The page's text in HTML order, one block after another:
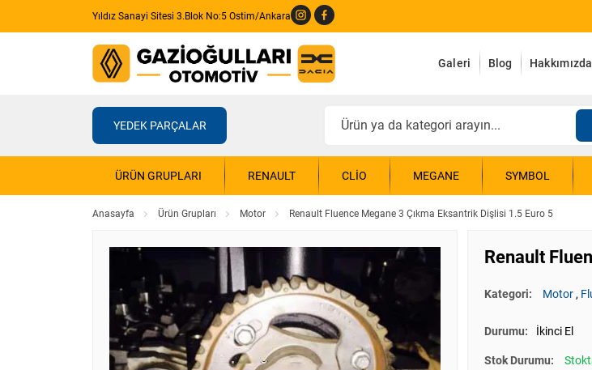
Yıldız Sanayi Sitesi 3.Blok No:5 Ostim/Ankara
Galeri Blog Hakkımızda
YEDEK PARÇALAR
ÜRÜN GRUPLARI RENAULT CLIO MEGANE SYMBOL
Anasayfa Ürün Grupları Motor Renault Fluence Megane 3 Çıkma Eksantrik Dişlisi 1.5 Euro 5
Renault
Kategori: Motor,
Durumu: İkinci El
Stok Durumu: